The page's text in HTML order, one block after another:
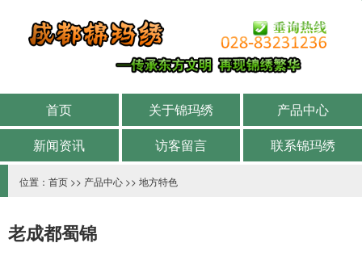
首页 关于锦玛绣
产品中心
新闻资讯
访客留言 联系锦玛绣
位置： 首页 >> 产品中心 >> 地方特色
老成都蜀锦